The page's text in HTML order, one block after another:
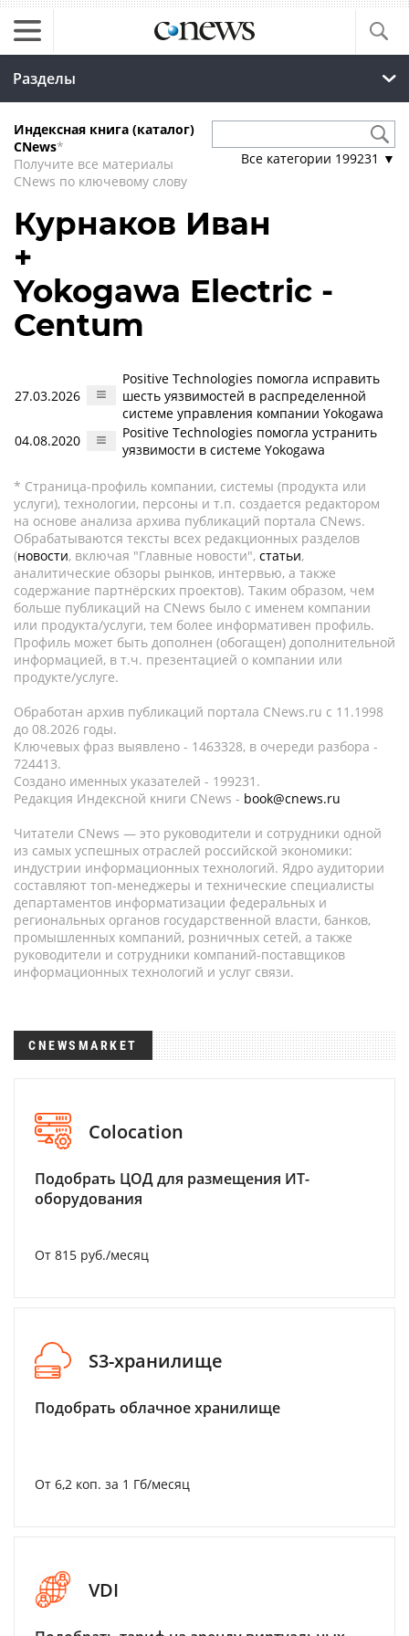
Разделы
Индексная книга (каталог)
CNews*
Получите все материалы
CNews по ключевому слову
Все категории 199231 ▼
Курнаков Иван
+
Yokogawa Electric -
Centum
27.03.2026
Positive Technologies помогла исправить
шесть уязвимостей в распределенной
системе управления компании Yokogawa
04.08.2020
Positive Technologies помогла устранить
уязвимости в системе Yokogawa
* Страница-профиль компании, системы (продукта или
услуги), технологии, персоны и т.п. создается редактором
на основе анализа архива публикаций портала CNews.
Обрабатываются тексты всех редакционных разделов
(новости, включая "Главные новости", статьи,
аналитические обзоры рынков, интервью, а также
содержание партнёрских проектов). Таким образом, чем
больше публикаций на CNews было с именем компании
или продукта/услуги, тем более информативен профиль.
Профиль может быть дополнен (обогащен) дополнительной
информацией, в т.ч. презентацией о компании или
продукте/услуге.
Обработан архив публикаций портала CNews.ru c 11.1998
до 08.2026 годы.
Ключевых фраз выявлено - 1463328, в очереди разбора -
724413.
Создано именных указателей - 199231.
Редакция Индексной книги CNews - book@cnews.ru
Читатели CNews — это руководители и сотрудники одной
из самых успешных отраслей российской экономики:
индустрии информационных технологий. Ядро аудитории
составляют топ-менеджеры и технические специалисты
департаментов информатизации федеральных и
региональных органов государственной власти, банков,
промышленных компаний, розничных сетей, а также
руководители и сотрудники компаний-поставщиков
информационных технологий и услуг связи.
CNEWSMARKET
Colocation
Подобрать ЦОД для размещения ИТ-
оборудования
От 815 руб./месяц
S3-хранилище
Подобрать облачное хранилище
От 6,2 коп. за 1 Гб/месяц
VDI